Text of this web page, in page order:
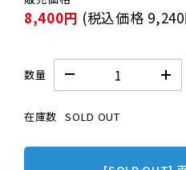
8,400円 (税込価格
数量
在庫数 SOLD OUT